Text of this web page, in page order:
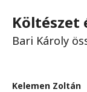
Költészet
Bari Károly
Kelemen Zoltán